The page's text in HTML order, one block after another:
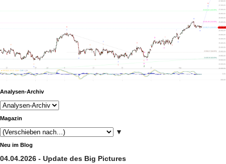
Analysen-Archiv
Magazin
▼
Neu im Blog
04.04.2026 - Update des Big Pictures